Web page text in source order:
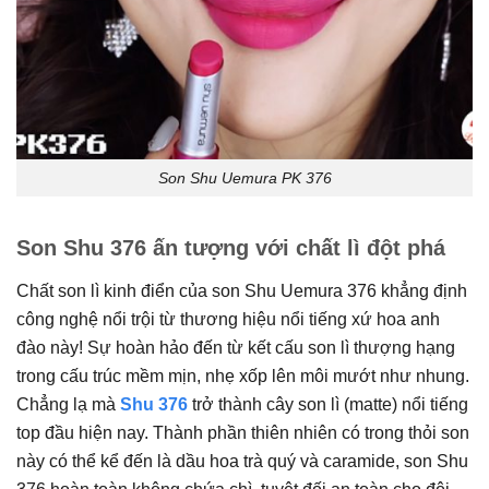
Son Shu Uemura PK 376
Son Shu 376 ấn tượng với chất lì đột phá
Chất son lì kinh điển của son Shu Uemura 376 khẳng định
công nghệ nổi trội từ thương hiệu nổi tiếng xứ hoa anh
đào này! Sự hoàn hảo đến từ kết cấu son lì thượng hạng
trong cấu trúc mềm mịn, nhẹ xốp lên môi mướt như nhung.
Chẳng lạ mà Shu 376 trở thành cây son lì (matte) nổi tiếng
top đầu hiện nay. Thành phần thiên nhiên có trong thỏi son
này có thể kể đến là dầu hoa trà quý và caramide, son Shu